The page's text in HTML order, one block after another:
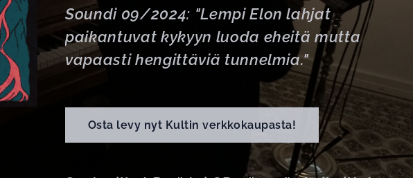
Soundi 09/2024: "Lempi Elon lahjat
paikantuvat kykyyn luoda eheitä mutta
vapaasti hengittäviä tunnelmia."
Osta levy nyt Kultin verkkokaupasta!